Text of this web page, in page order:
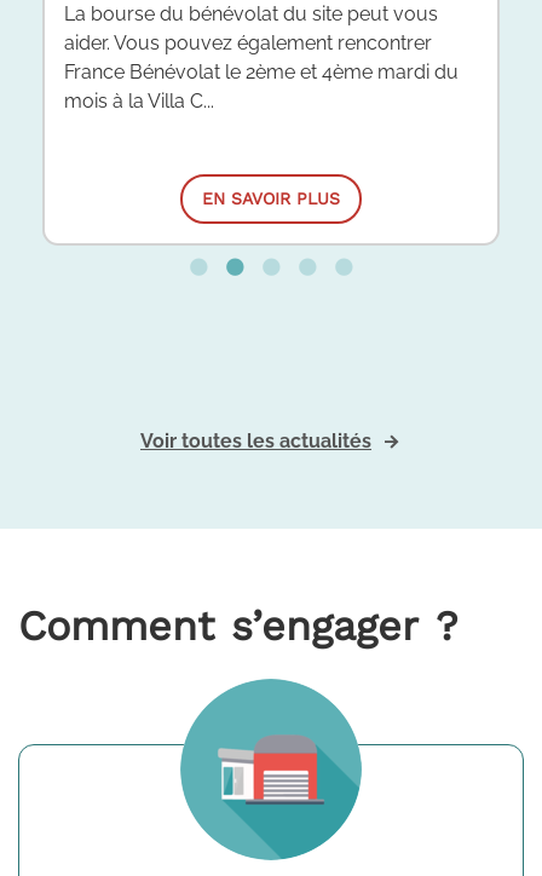
FORMATIONS BENEVOLES : Le programme
de formation 2025_2026 est disponible
EN SAVOIR PLUS
La bourse du bénévolat du site peut vous
aider. Vous pouvez également rencontrer
France Bénévolat le 2ème et 4ème mardi du
mois à la Villa C...
EN SAVOIR PLUS
Fermeture de la villa Clément V du 3 au 14
août inclus
EN SAVOIR PLUS
Les salles municipales connectées se
multiplient sur la commune.
EN SAVOIR PLUS
Ce guide pratique est à destination des
associations pessacaises, afin de les aider
dans l'organisation de leurs manifestations.
EN SAVOIR PLUS
Voir toutes les actualités
Comment s’engager ?